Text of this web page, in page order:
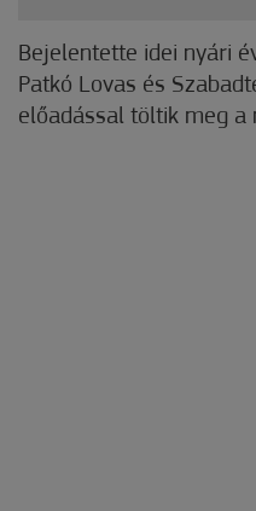
Bejelentette idei nyári
Patkó Lovas és
előadással töltik meg a